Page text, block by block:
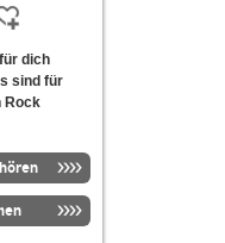
dich
sind für
Rock